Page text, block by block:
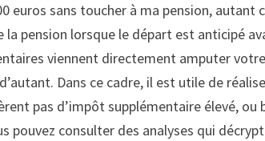
euros sans toucher à ma pension, autant
pension lorsque le départ est anticipé
viennent directement amputer
Dans ce cadre, il est utile de
pas d’impôt supplémentaire élevé,
consulter des analyses qui